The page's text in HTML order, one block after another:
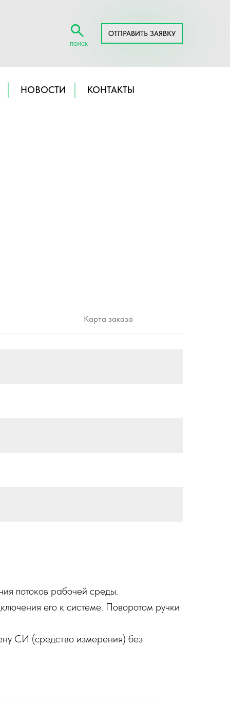
ПОИСК
ОТПРАВИТЬ ЗАЯВКУ
КОНТАКТЫ
НОВОСТИ
Карта заказа
потоков рабочей среды.
его к системе. Поворотом ручки
СИ (средство измерения) без